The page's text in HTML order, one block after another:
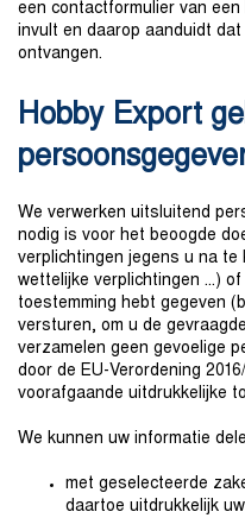
een contactformulier van
invult en daarop aanduidt
ontvangen.
Hobby Export
We verwerken uitsluitend
nodig is voor het beoogde
verplichtingen jegens u na te
wettelijke verplichtingen ...)
toestemming hebt gegeven
versturen, om u de
verzamelen geen gevoelige
door de EU-Verordening
voorafgaande uitdrukkelijke
We kunnen uw informatie
met geselecteerde
daartoe uitdrukkelijk